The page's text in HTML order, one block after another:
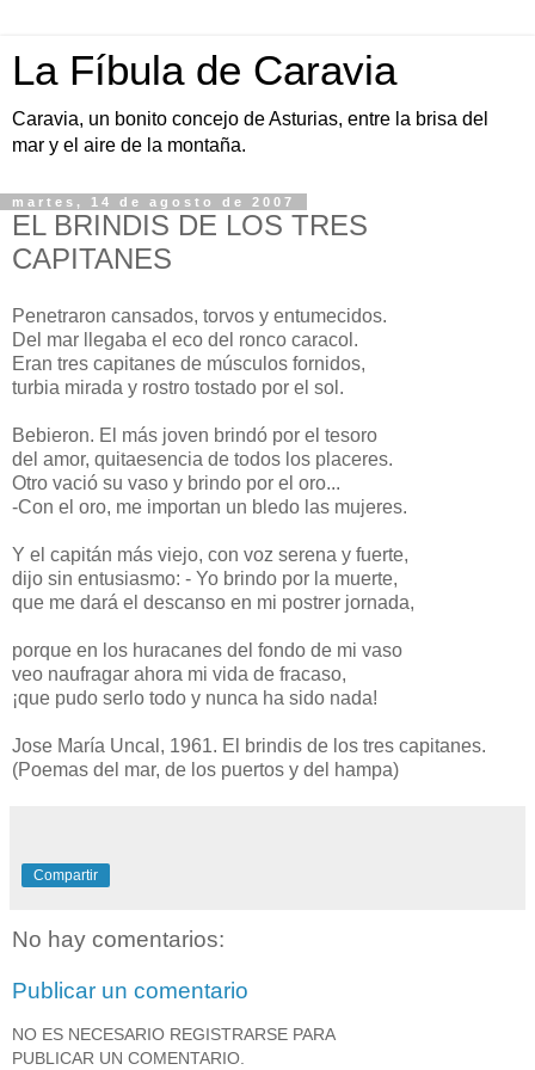
La Fíbula de Caravia
Caravia, un bonito concejo de Asturias, entre la brisa del
mar y el aire de la montaña.
martes, 14 de agosto de 2007
EL BRINDIS DE LOS TRES
CAPITANES
Penetraron cansados, torvos y entumecidos.
Del mar llegaba el eco del ronco caracol.
Eran tres capitanes de músculos fornidos,
turbia mirada y rostro tostado por el sol.
Bebieron. El más joven brindó por el tesoro
del amor, quitaesencia de todos los placeres.
Otro vació su vaso y brindo por el oro...
-Con el oro, me importan un bledo las mujeres.
Y el capitán más viejo, con voz serena y fuerte,
dijo sin entusiasmo: - Yo brindo por la muerte,
que me dará el descanso en mi postrer jornada,
porque en los huracanes del fondo de mi vaso
veo naufragar ahora mi vida de fracaso,
¡que pudo serlo todo y nunca ha sido nada!
Jose María Uncal, 1961. El brindis de los tres capitanes.
(Poemas del mar, de los puertos y del hampa)
Compartir
No hay comentarios:
Publicar un comentario
NO ES NECESARIO REGISTRARSE PARA
PUBLICAR UN COMENTARIO.